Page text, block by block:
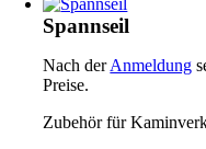
Spannseil
Nach derAnmeldung
Preise.
Zubehör für